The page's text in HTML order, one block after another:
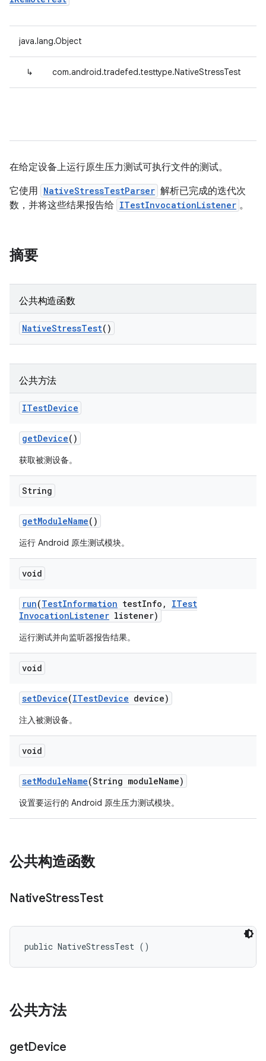
java.lang.Object
↳ com.android.tradefed.testtype.NativeStressTest
在给定设备上运行原生压力测试可执行文件的测试。
它使用 NativeStressTestParser 解析已完成的迭代次
数，并将这些结果报告给 ITestInvocationListener 。
摘要
公共构造函数
NativeStressTest()
公共方法
ITestDevice
getDevice()
获取被测设备。
String
getModuleName()
运行 Android 原生测试模块。
void
run(TestInformation testInfo ,
ITest
InvocationListener listener)
运行测试并向监听器报告结果。
void
setDevice(ITestDevice device)
注入被测设备。
void
setModuleName(String moduleName)
设置要运行的 Android 原生压力测试模块。
公共构造函数
NativeStressTest
public NativeStressTest ()
公共方法
getDevice